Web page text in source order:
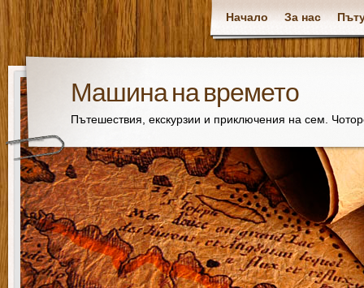
Начало За нас
Машина на времето
Пътешествия, екскурзии и приключения на сем.